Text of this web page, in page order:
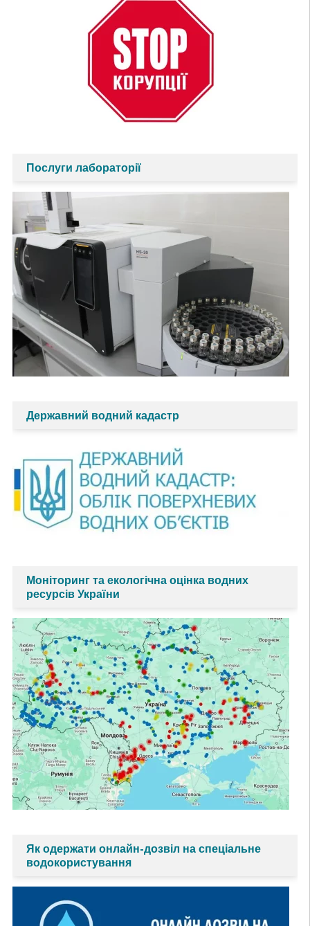
Послуги лабораторії
Державний водний кадастр
Моніторинг та екологічна оцінка водних
ресурсів України
Як одержати онлайн-дозвіл на спеціальне
водокористування